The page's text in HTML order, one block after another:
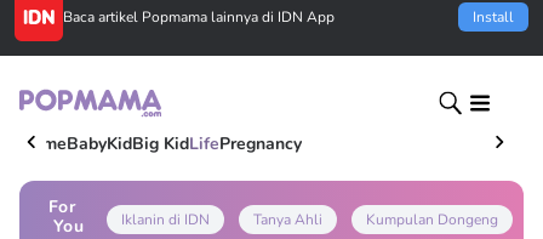
Baca artikel Popmama lainnya di IDN App Install
HomeBabyKidBig KidLifePregnancy
For
You
Iklanin di IDN Tanya Ahli Kumpulan Dongeng